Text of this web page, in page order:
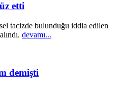
etti
tacizde bulunduğu iddia edilen
devamı...
demişti